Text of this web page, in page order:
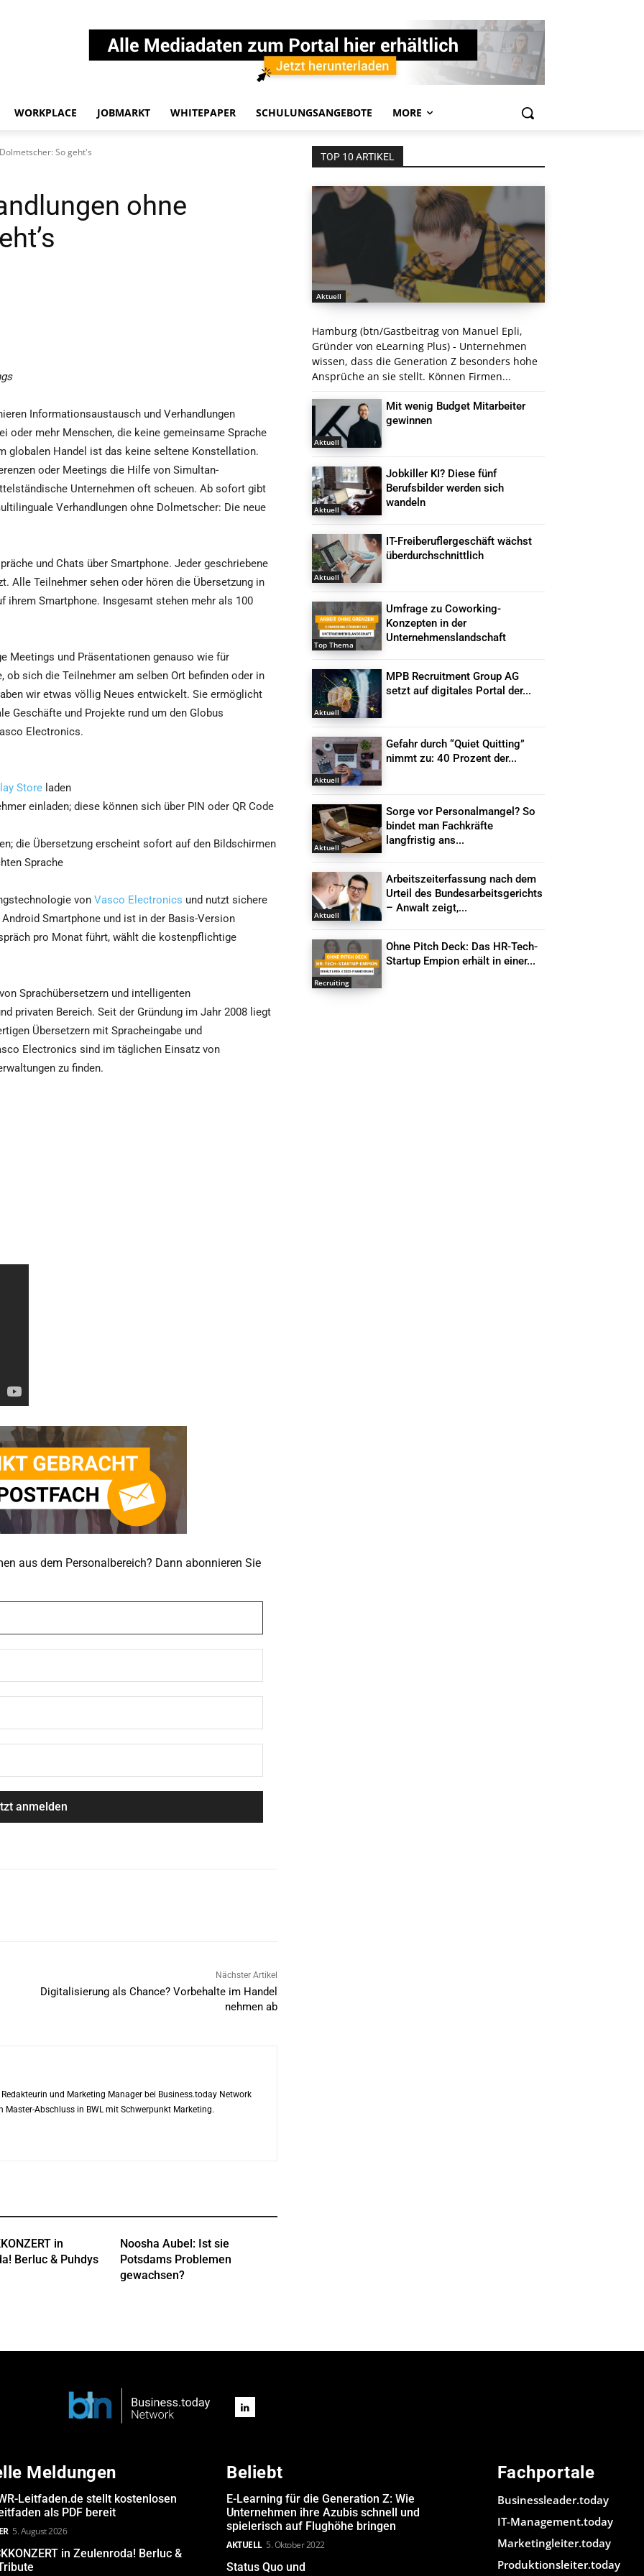
WORKPLACE JOBMARKT WHITEPAPER SCHULUNGSANGEBOTE MORE
So geht's
ohne
Informationsaustausch und Verhandlungen
oder mehr Menschen, die keine gemeinsame Sprache
globalen Handel ist das keine seltene Konstellation.
oder Meetings die Hilfe von Simultan-
Unternehmen oft scheuen. Ab sofort gibt
Verhandlungen ohne Dolmetscher: Die neue
und Chats über Smartphone. Jeder geschriebene
Alle Teilnehmer sehen oder hören die Übersetzung in
ihrem Smartphone. Insgesamt stehen mehr als 100
Meetings und Präsentationen genauso wie für
sich die Teilnehmer am selben Ort befinden oder in
wir etwas völlig Neues entwickelt. Sie ermöglicht
Geschäfte und Projekte rund um den Globus
Electronics.
Store laden
einladen; diese können sich über PIN oder QR Code
die Übersetzung erscheint sofort auf den Bildschirmen
Sprache
von Vasco Electronics und nutzt sichere
Smartphone und ist in der Basis-Version
pro Monat führt, wählt die kostenpflichtige
Sprachübersetzern und intelligenten
privaten Bereich. Seit der Gründung im Jahr 2008 liegt
Übersetzern mit Spracheingabe und
Electronics sind im täglichen Einsatz von
zu finden.
aus dem Personalbereich? Dann abonnieren Sie
Nächster Artikel
Digitalisierung als Chance? Vorbehalte im Handel
nehmen ab
und Marketing Manager bei Business.today Network
Master-Abschluss in BWL mit Schwerpunkt Marketing.
in
Berluc & Puhdys
Noosha Aubel: Ist sie
Potsdams Problemen
gewachsen?
TOP 10 ARTIKEL
Aktuell
Hamburg (btn/Gastbeitrag von Manuel Epli,
Gründer von eLearning Plus) - Unternehmen
wissen, dass die Generation Z besonders hohe
Ansprüche an sie stellt. Können Firmen...
Aktuell
Mit wenig Budget Mitarbeiter
gewinnen
Aktuell
Jobkiller KI? Diese fünf
Berufsbilder werden sich
wandeln
Aktuell
IT-Freiberuflergeschäft wächst
überdurchschnittlich
Top Thema
Umfrage zu Coworking-
Konzepten in der
Unternehmenslandschaft
Aktuell
MPB Recruitment Group AG
setzt auf digitales Portal der...
Aktuell
Gefahr durch “Quiet Quitting”
nimmt zu: 40 Prozent der...
Aktuell
Sorge vor Personalmangel? So
bindet man Fachkräfte
langfristig ans...
Aktuell
Arbeitszeiterfassung nach dem
Urteil des Bundesarbeitsgerichts
– Anwalt zeigt,...
Recruiting
Ohne Pitch Deck: Das HR-Tech-
Startup Empion erhält in einer...
Meldungen
Leitfaden.de stellt kostenlosen
als PDF bereit
5. August 2026
in Zeulenroda! Berluc &
Beliebt
E-Learning für die Generation Z: Wie
Unternehmen ihre Azubis schnell und
spielerisch auf Flughöhe bringen
AKTUELL 5. Oktober 2022
Status Quo und
Fachportale
Businessleader.today
IT-Management.today
Marketingleiter.today
Produktionsleiter.today